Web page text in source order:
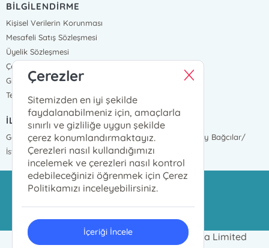
BİLGİLENDİRME
Kişisel Verilerin Korunması
Mesafeli Satış Sözleşmesi
Üyelik Sözleşmesi
Çerez Politikası
Gizlilik Ve Güvenlik
Teslimat ve İade
İLETİŞİM BİLGİLERİ
Göztepe Mah. İnönü Cad. 2377 Sokak No:17 Mahmutbey Bağcılar/
İstanbul
azim@azimdagitim.com
02124469999
2024 © Azim Kitap Dağıtım ve Pazarlama Limited
Çerezler
Sitemizden en iyi şekilde
faydalanabilmeniz için, amaçlarla
sınırlı ve gizliliğe uygun şekilde
çerez konumlandırmaktayız.
Çerezleri nasıl kullandığımızı
incelemek ve çerezleri nasıl kontrol
edebileceğinizi öğrenmek için Çerez
Politikamızı inceleyebilirsiniz.
İçeriği İncele